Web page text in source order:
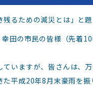
残るための減災とは」と
田の市民の皆様（先着
いますが、皆さんは、
平成20年8月末豪雨を